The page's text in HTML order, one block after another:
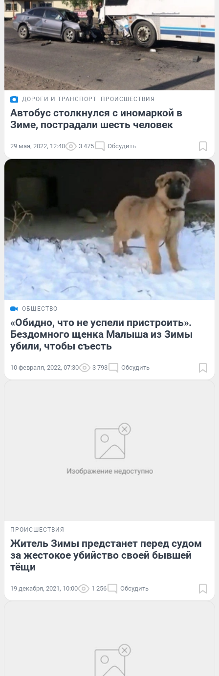
ДОРОГИ И ТРАНСПОРТ ПРОИСШЕСТВИЯ
Автобус столкнулся с иномаркой в
Зиме, пострадали шесть человек
29 мая, 2022, 12:40 3 475 Обсудить
ОБЩЕСТВО
«Обидно, что не успели пристроить».
Бездомного щенка Малыша из Зимы
убили, чтобы съесть
10 февраля, 2022, 07:30 3 793 Обсудить
ПРОИСШЕСТВИЯ
Житель Зимы предстанет перед судом
за жестокое убийство своей бывшей
тёщи
19 декабря, 2021, 10:00 1 256 Обсудить